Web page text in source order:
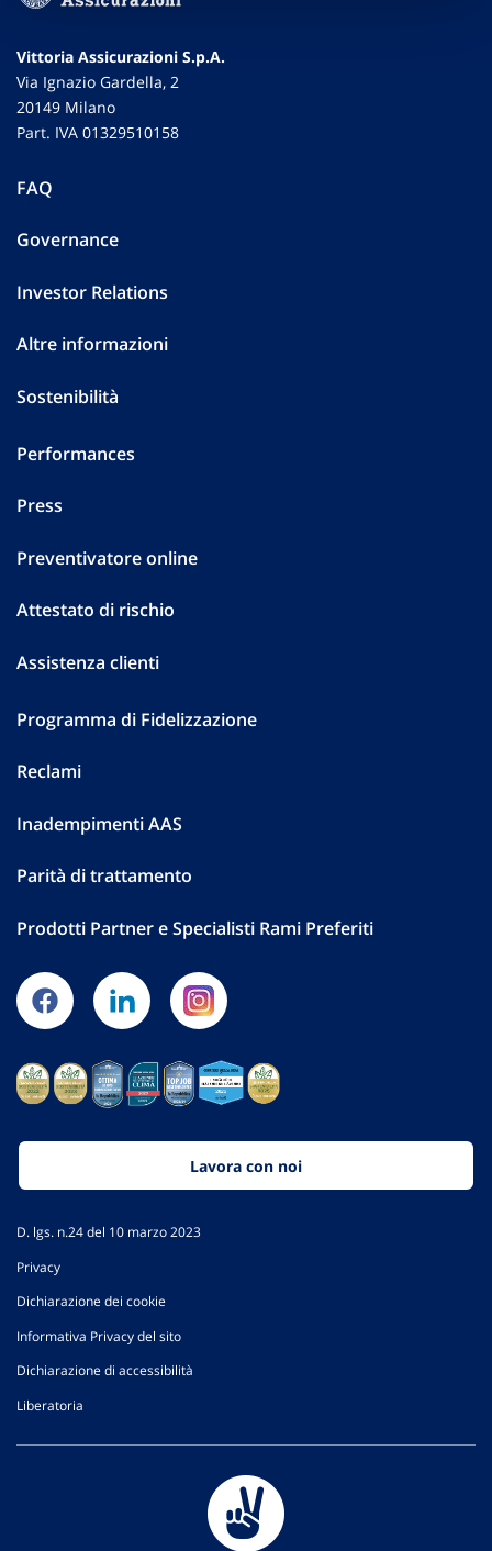
Vittoria Assicurazioni S.p.A.
Via Ignazio Gardella, 2
20149 Milano
Part. IVA 01329510158
FAQ
Governance
Investor Relations
Altre informazioni
Sostenibilità
Performances
Press
Preventivatore online
Attestato di rischio
Assistenza clienti
Programma di Fidelizzazione
Reclami
Inadempimenti AAS
Parità di trattamento
Prodotti Partner e Specialisti Rami Preferiti
Lavora con noi
D. lgs. n.24 del 10 marzo 2023
Privacy
Dichiarazione dei cookie
Informativa Privacy del sito
Dichiarazione di accessibilità
Liberatoria